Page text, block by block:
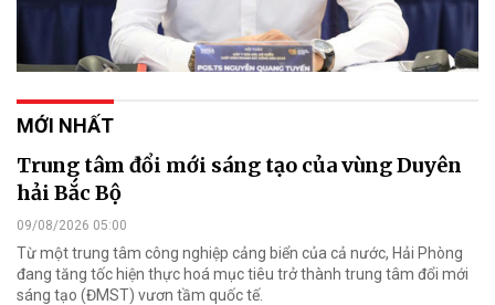
MỚI NHẤT
Trung tâm đổi mới sáng tạo của vùng Duyên
hải Bắc Bộ
09/08/2026 05:00
Từ một trung tâm công nghiệp cảng biển của cả nước, Hải Phòng
đang tăng tốc hiện thực hoá mục tiêu trở thành trung tâm đổi mới
sáng tạo (ĐMST) vươn tầm quốc tế.